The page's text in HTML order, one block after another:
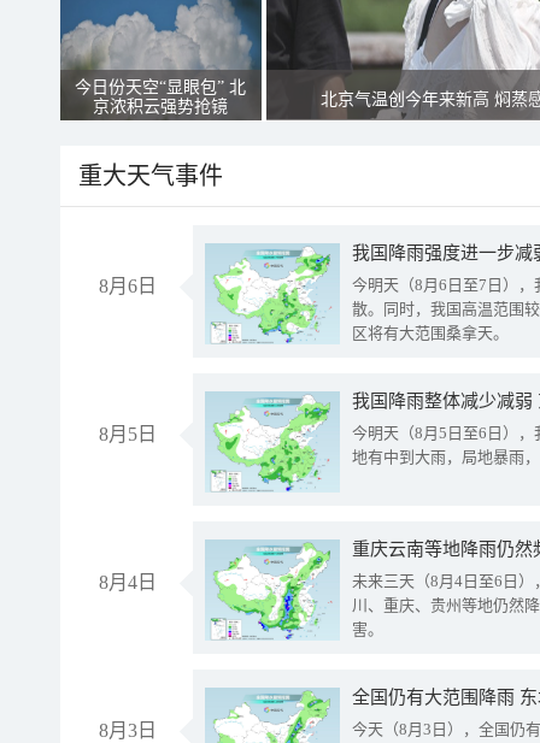
今日份天空“显眼包” 北
京浓积云强势抢镜
北京气温创今年来新高 焖蒸
重大天气事件
8月6日
今明天（8月6日至7日）
散。同时，我国高温范围
区将有大范围桑拿天。
8月5日
我国降雨整体减少减弱
今明天（8月5日至6日）
地有中到大雨，局地暴雨
8月4日
重庆云南等地降雨仍然
未来三天（8月4日至6日
川、重庆、贵州等地仍然
害。
8月3日
全国仍有大范围降雨
今天（8月3日），全国仍